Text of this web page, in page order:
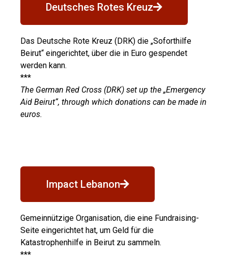
Deutsches Rotes Kreuz
Das Deutsche Rote Kreuz (DRK) die „Soforthilfe
Beirut“ eingerichtet, über die in Euro gespendet
werden kann.
***
The German Red Cross (DRK) set up the „Emergency
Aid Beirut“, through which donations can be made in
euros.
Impact Lebanon
Gemeinnützige Organisation, die eine Fundraising-
Seite eingerichtet hat, um Geld für die
Katastrophenhilfe in Beirut zu sammeln.
***